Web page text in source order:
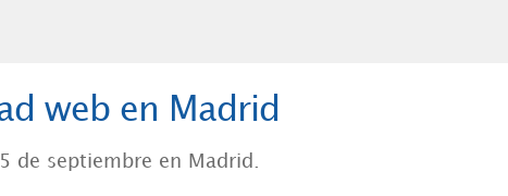
web en Madrid
de septiembre en Madrid.